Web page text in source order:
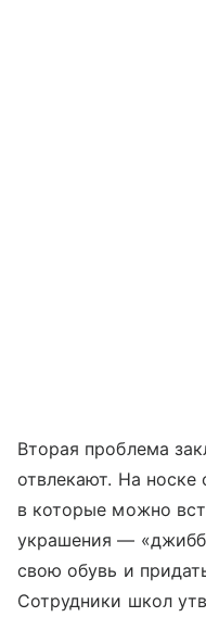
Вторая проблема
отвлекают. На носке
в которые можно
украшения —
свою обувь и
Сотрудники школ